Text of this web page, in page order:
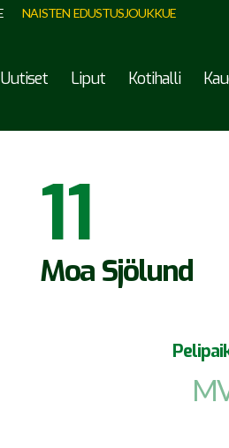
NAISTEN EDUSTUSJOUKKUE
Uutiset Liput Kotihalli
11
Moa Sjölund